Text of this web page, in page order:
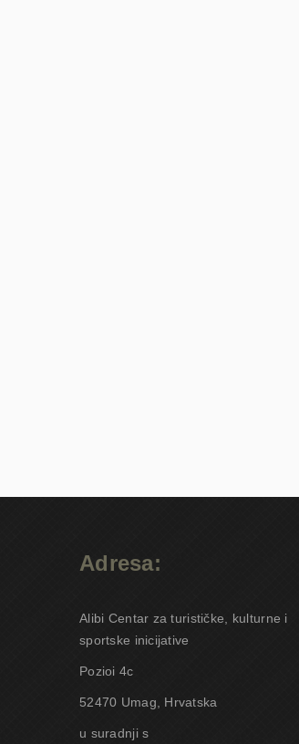
Adresa:
Alibi Centar za turističke, kulturne i
sportske inicijative
Pozioi 4c
52470 Umag, Hrvatska
u suradnji s